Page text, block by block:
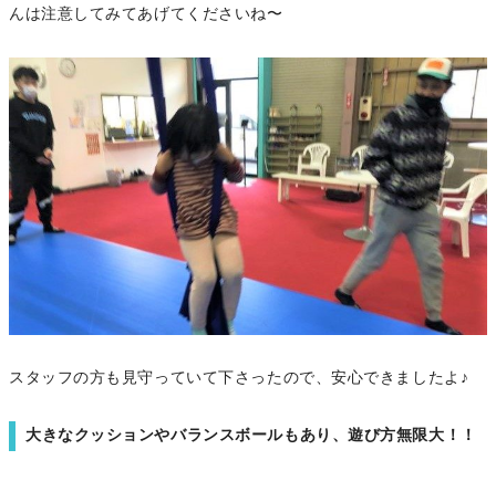
んは注意してみてあげてくださいね〜
スタッフの方も見守っていて下さったので、安心できましたよ♪
大きなクッションやバランスボールもあり、遊び方無限大！！